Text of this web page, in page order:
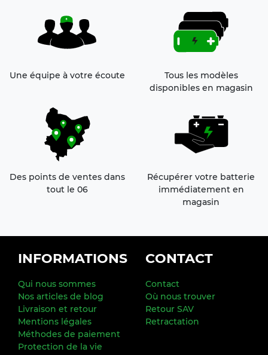
Une équipe à votre écoute
Tous les modèles
disponibles en magasin
Des points de ventes dans
tout le 06
Récupérer votre batterie
immédiatement en
magasin
FOOTER
INFORMATIONS
Qui nous sommes
Nos articles de blog
Livraison et retour
Mentions légales
Méthodes de paiement
Protection de la vie
CONTACT
Contact
Où nous trouver
Retour SAV
Retractation